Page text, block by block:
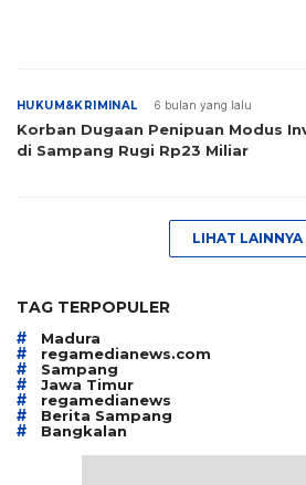
HUKUM&KRIMINAL 6 bulan yang lalu
Korban Dugaan Penipuan Modus
di Sampang Rugi Rp23 Miliar
LIHAT LAINNYA
TAG TERPOPULER
# Madura
# regamedianews.com
# Sampang
# Jawa Timur
# regamedianews
# Berita Sampang
# Bangkalan